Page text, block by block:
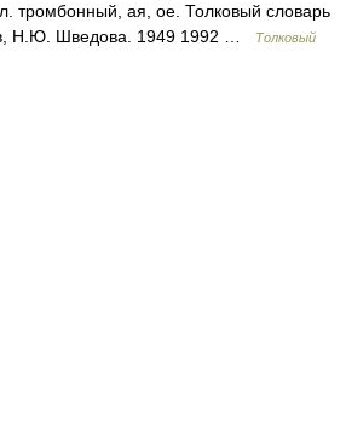
тромбонный, ая, ое. Толковый словарь
Н.Ю. Шведова. 1949 1992 …
Толковый